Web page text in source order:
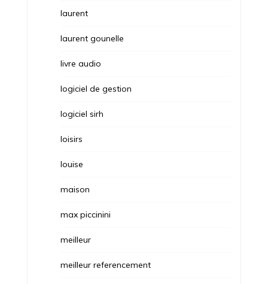
laurent
laurent gounelle
livre audio
logiciel de gestion
logiciel sirh
loisirs
louise
maison
max piccinini
meilleur
meilleur referencement